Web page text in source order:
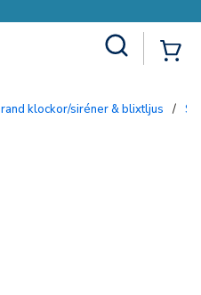
Brand klockor/siréner & blixtljus /